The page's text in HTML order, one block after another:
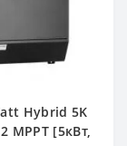
Hybrid 5K
MPPT [5кВт,